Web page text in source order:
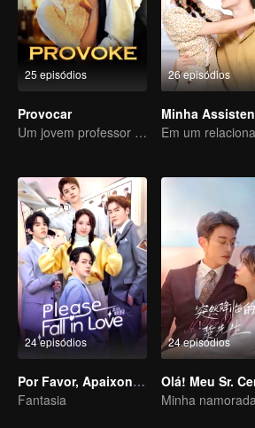
25 episódios
Provocar
Um jovem professor astuto se apaixona por uma cantora misteriosa
26 episódios
24 episódios
Por Favor, Apaixone-se
Fantasia
24 episódios
Olá! Meu Sr.